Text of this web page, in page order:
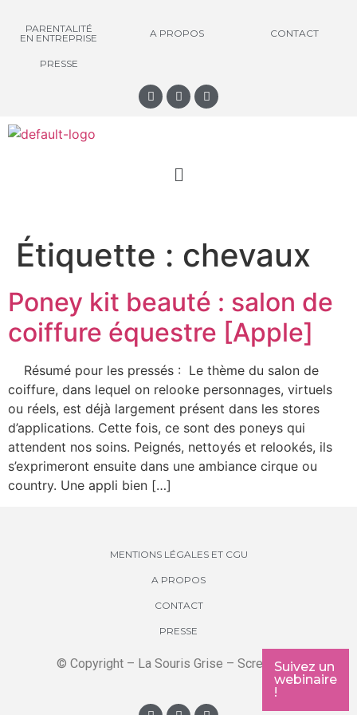
PARENTALITÉ
EN ENTREPRISE
A PROPOS CONTACT
PRESSE
Suivez un
webinaire
!
Étiquette : chevaux
Poney kit beauté : salon de
coiffure équestre [Apple]
Résumé pour les pressés : Le thème du salon de
coiffure, dans lequel on relooke personnages, virtuels
ou réels, est déjà largement présent dans les stores
d’applications. Cette fois, ce sont des poneys qui
attendent nos soins. Peignés, nettoyés et relookés, ils
s’exprimeront ensuite dans une ambiance cirque ou
country. Une appli bien […]
MENTIONS LÉGALES ET CGU
A PROPOS
CONTACT
PRESSE
© Copyright – La Souris Grise – Screenkids